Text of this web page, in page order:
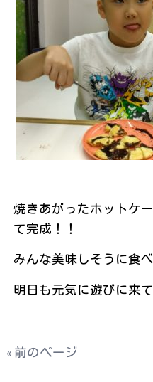
焼きあがったホットケ
て完成！！
みんな美味しそうに食
明日も元気に遊びに来
« 前のページ